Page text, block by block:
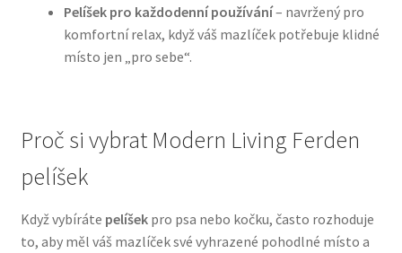
N&D Farmina pro psy — Italské holistic krmivo
Pamlsky pro psy
Pelíšky pro psy
Ortopedické pelíšky
Pelíšek pro každodenní používání– navržený pro
komfortní relax, když váš mazlíček potřebuje klidné
místo jen „pro sebe“.
Proč si vybrat Modern Living Ferden
pelíšek
Když vybíráte pelíšekpro psa nebo kočku, často rozhoduje
to, aby měl váš mazlíček své vyhrazené pohodlné místo a